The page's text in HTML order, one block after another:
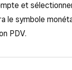
et
le symbole
PDV.